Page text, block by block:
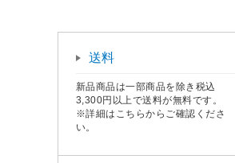
送料
新品商品は一部商品を除き税込
3,300円以上で送料が無料です。
※詳細はこちらからご確認くださ
い。